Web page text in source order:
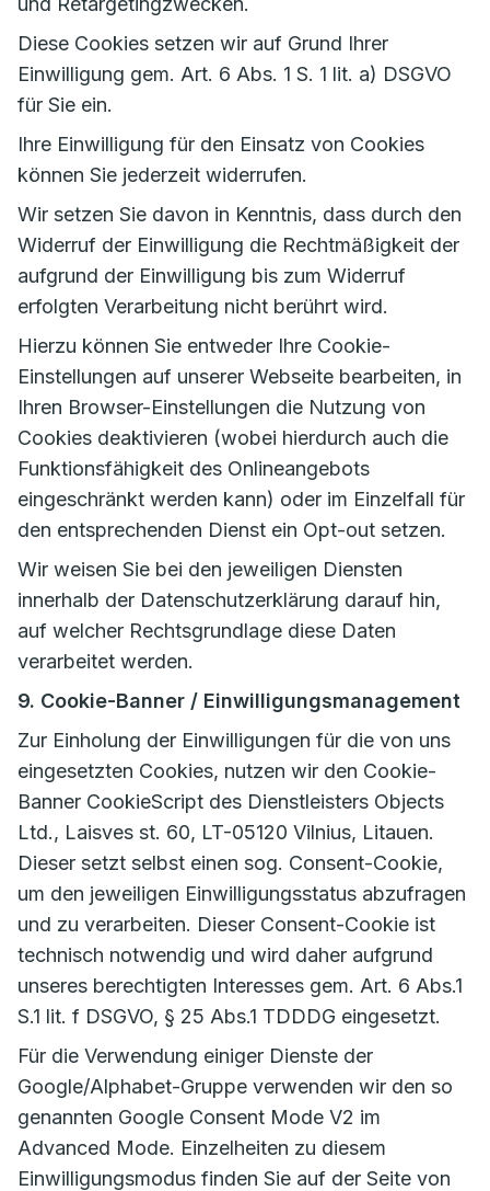
Diese Cookies setzen wir auf Grund Ihrer
Einwilligung gem. Art. 6 Abs. 1 S. 1 lit. a) DSGVO
für Sie ein.
Ihre Einwilligung für den Einsatz von Cookies
können Sie jederzeit widerrufen.
Wir setzen Sie davon in Kenntnis, dass durch den
Widerruf der Einwilligung die Rechtmäßigkeit der
aufgrund der Einwilligung bis zum Widerruf
erfolgten Verarbeitung nicht berührt wird.
Hierzu können Sie entweder Ihre Cookie-
Einstellungen auf unserer Webseite bearbeiten, in
Ihren Browser-Einstellungen die Nutzung von
Cookies deaktivieren (wobei hierdurch auch die
Funktionsfähigkeit des Onlineangebots
eingeschränkt werden kann) oder im Einzelfall für
den entsprechenden Dienst ein Opt-out setzen.
Wir weisen Sie bei den jeweiligen Diensten
innerhalb der Datenschutzerklärung darauf hin,
auf welcher Rechtsgrundlage diese Daten
verarbeitet werden.
9. Cookie-Banner / Einwilligungsmanagement
Zur Einholung der Einwilligungen für die von uns
eingesetzten Cookies, nutzen wir den Cookie-
Banner CookieScript des Dienstleisters Objects
Ltd., Laisves st. 60, LT-05120 Vilnius, Litauen.
Dieser setzt selbst einen sog. Consent-Cookie,
um den jeweiligen Einwilligungsstatus abzufragen
und zu verarbeiten. Dieser Consent-Cookie ist
technisch notwendig und wird daher aufgrund
unseres berechtigten Interesses gem. Art. 6 Abs.1
S.1 lit. f DSGVO, § 25 Abs.1 TDDDG eingesetzt.
Für die Verwendung einiger Dienste der
Google/Alphabet-Gruppe verwenden wir den so
genannten Google Consent Mode V2 im
Advanced Mode. Einzelheiten zu diesem
Einwilligungsmodus finden Sie auf der Seite von